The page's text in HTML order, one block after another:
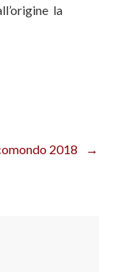
la
2018